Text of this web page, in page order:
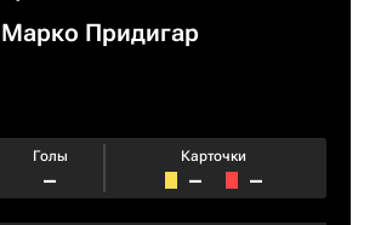
Марко Придигар
Голы
–
Карточки
– –